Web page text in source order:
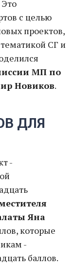
с целью
проектов,
СГ и
МП по
Новиков.
ДЛЯ
-
Яна
которые
-
баллов.